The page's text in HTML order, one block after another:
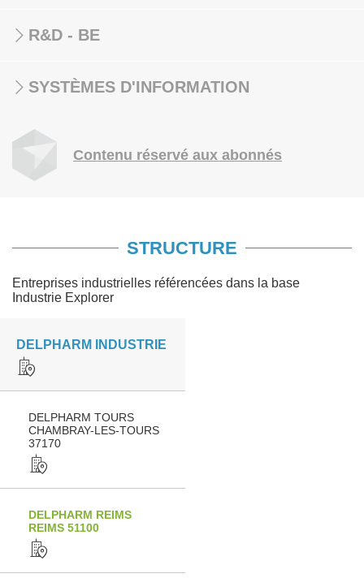
R&D - BE
SYSTÈMES D'INFORMATION
Contenu réservé aux abonnés
STRUCTURE
Entreprises industrielles référencées dans la base
Industrie Explorer
DELPHARM INDUSTRIE
DELPHARM TOURS
CHAMBRAY-LES-TOURS
37170
DELPHARM REIMS
REIMS 51100